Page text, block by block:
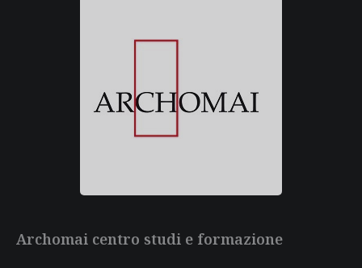
Archomai centro studi e formazione